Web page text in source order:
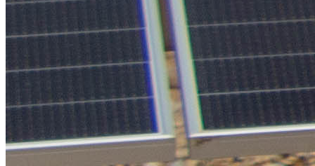
Le SIED 70, c'est 30 années d'expertise dans le domaine de
l'électrification et de l'éclairage public sur le territoire de la
Haute-Saône. Mais aussi : un service dédié aux Énergies
Renouvelables, avec la construction et l'exploitation de
chaufferies biomasse collectives, un service de Conseils en
Énergie Partagés, la valorisation de vos Certificats
d'Économie d'Énergie, ainsi que le déploiement de bornes de
recharge pour véhicules électriques.